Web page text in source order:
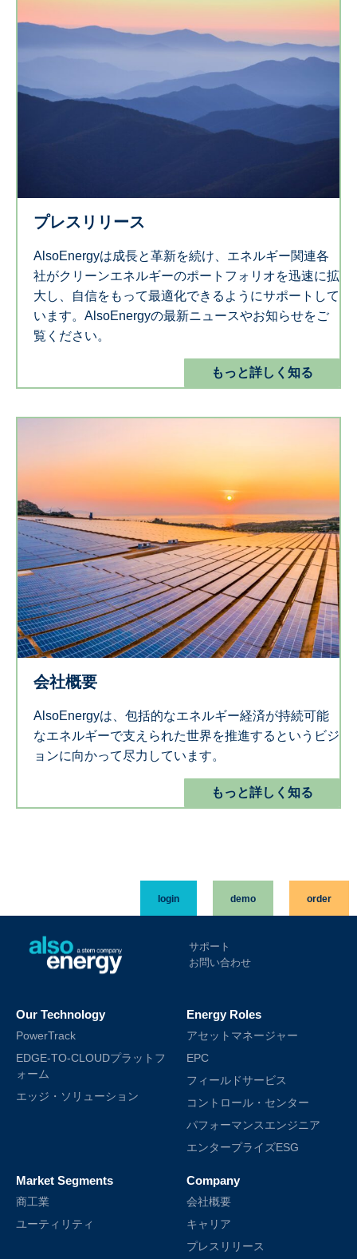
プレスリリース
AlsoEnergyは成長と革新を続け、エネルギー関連各
社がクリーンエネルギーのポートフォリオを迅速に拡
大し、自信をもって最適化できるようにサポートして
います。AlsoEnergyの最新ニュースやお知らせをご
覧ください。
もっと詳しく知る
会社概要
AlsoEnergyは、包括的なエネルギー経済が持続可能
なエネルギーで支えられた世界を推進するというビジ
ョンに向かって尽力しています。
もっと詳しく知る
login demo order
サポート
お問い合わせ
Our Technology
PowerTrack
EDGE-TO-CLOUDプラットフ
ォーム
エッジ・ソリューション
Energy Roles
アセットマネージャー
EPC
フィールドサービス
コントロール・センター
パフォーマンスエンジニア
エンタープライズESG
Market Segments
商工業
ユーティリティ
Company
会社概要
キャリア
プレスリリース